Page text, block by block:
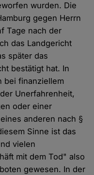
wurden. Die
gegen Herrn
Tage nach der
das Landgericht
später das
bestätigt hat. In
bei finanziellem
Unerfahrenheit,
oder einer
anderen nach §
Sinne ist das
vielen
mit dem Tod" also
gewesen. In der